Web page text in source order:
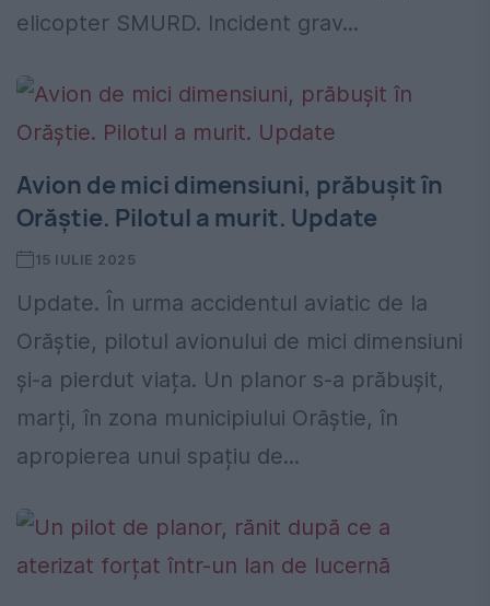
elicopter SMURD. Incident grav...
Avion de mici dimensiuni, prăbușit în
Orăștie. Pilotul a murit. Update
15 IULIE 2025
Update. În urma accidentul aviatic de la
Orăștie, pilotul avionului de mici dimensiuni
și-a pierdut viața. Un planor s-a prăbușit,
marți, în zona municipiului Orăștie, în
apropierea unui spațiu de...